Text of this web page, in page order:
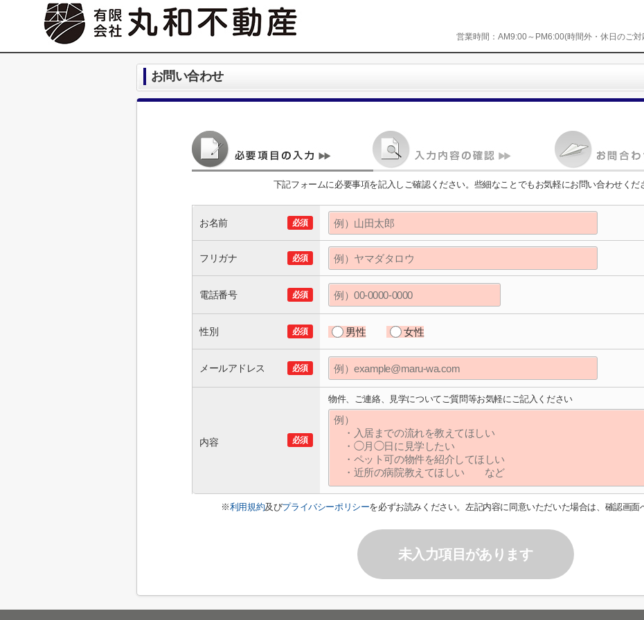
営業時間： AM9:00～PM6:00(時間外・休日のご対
お問い合わせ
下記フォームに必要事項を記入しご確認ください。些細なことでもお気軽にお問い合わせくだ
お名前 必須
フリガナ 必須
電話番号 必須
性別 必須 男性 女性
メールアドレス 必須
内容 必須
物件、ご連絡、見学についてご質問等お気軽にご記入ください
※利用規約及びプライバシーポリシーを必ずお読みください。左記内容に同意いただいた場合は、確認画面
未入力項目があります